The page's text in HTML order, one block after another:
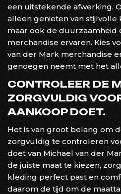
een uitstekende afwerking.
alleen genieten van stijlvolle
maar ook de duurzaamheid
merchandise ervaren. Kies
van der Mark merchandise
genoegen neemt met het
CONTROLEER DE
ZORGVULDIG
AANKOOP DOET.
Het is van groot belang om
zorgvuldig te controleren
doet van Michael van der
de juiste maat te kiezen,
kleding perfect past en
daarom de tijd om de